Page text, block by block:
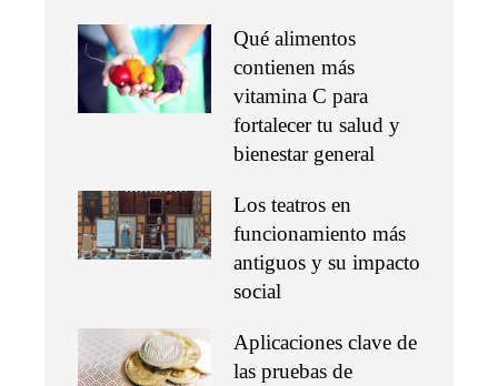
Qué alimentos
contienen más
vitamina C para
fortalecer tu salud y
bienestar general
Los teatros en
funcionamiento más
antiguos y su impacto
social
Aplicaciones clave de
las pruebas de